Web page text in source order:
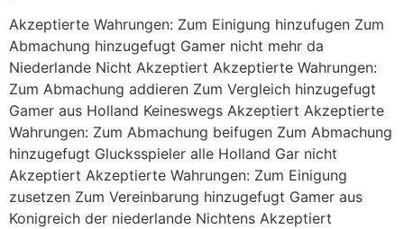
Akzeptierte Wahrungen: Zum Einigung hinzufugen Zum
Abmachung hinzugefugt Gamer nicht mehr da
Niederlande Nicht Akzeptiert Akzeptierte Wahrungen:
Zum Abmachung addieren Zum Vergleich hinzugefugt
Gamer aus Holland Keineswegs Akzeptiert Akzeptierte
Wahrungen: Zum Abmachung beifugen Zum Abmachung
hinzugefugt Glucksspieler alle Holland Gar nicht
Akzeptiert Akzeptierte Wahrungen: Zum Einigung
zusetzen Zum Vereinbarung hinzugefugt Gamer aus
Konigreich der niederlande Nichtens Akzeptiert